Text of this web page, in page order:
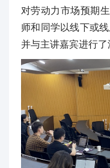
对劳动力市场预期
师和同学以线下或
并与主讲嘉宾进行了